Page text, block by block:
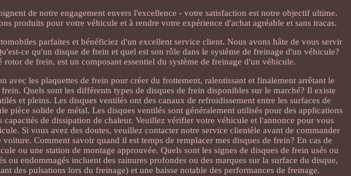
de notre engagement envers l'excellence - votre satisfaction est notre objectif ultime.
produits pour votre véhicule et à rendre votre expérience d'achat agréable et sans tracas.
parfaites et bénéficiez d'un excellent service client. Nous avons hâte de vous servir
ce qu'un disque de frein et quel est son rôle dans le système de freinage d'un véhicule?
de frein, est un composant essentiel du système de freinage d'un véhicule.
avec les plaquettes de frein pour créer du frottement, ralentissant et finalement arrêtant le
Quels sont les différents types de disques de frein disponibles sur le marché? Il existe
et pleins. Les disques ventilés ont des canaux de refroidissement entre les surfaces de
pièce solide de métal. Les disques ventilés sont généralement utilisés pour des applications
capacités de dissipation de chaleur. Veuillez vérifier votre véhicule et l'annonce pour vous
Si vous avez des doutes, veuillez contacter notre service clientèle avant de commander
Comment savoir quand il est temps de remplacer mes disques de frein? En cas de
ou une station de montage approuvée. Quels sont les signes de disques de frein usés ou
ou endommagés incluent des rainures profondes ou des marques sur la surface du disque,
des pulsations lors du freinage) et une baisse notable des performances de freinage.